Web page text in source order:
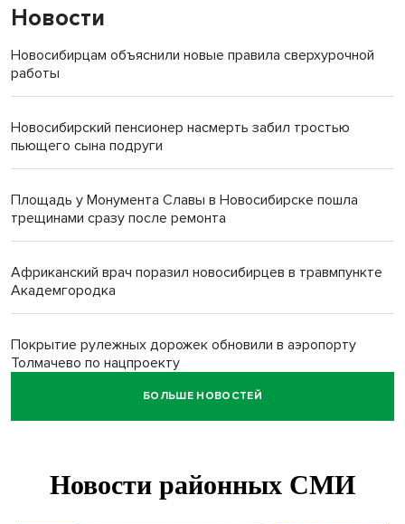
Новости
Новосибирцам объяснили новые правила сверхурочной
работы
Новосибирский пенсионер насмерть забил тростью
пьющего сына подруги
Площадь у Монумента Славы в Новосибирске пошла
трещинами сразу после ремонта
Африканский врач поразил новосибирцев в травмпункте
Академгородка
Покрытие рулежных дорожек обновили в аэропорту
Толмачево по нацпроекту
В Новосибирске зафиксирован рост заболеваемости
В Новосибирске осудили внука за продажу дедова ружья
БОЛЬШЕ НОВОСТЕЙ